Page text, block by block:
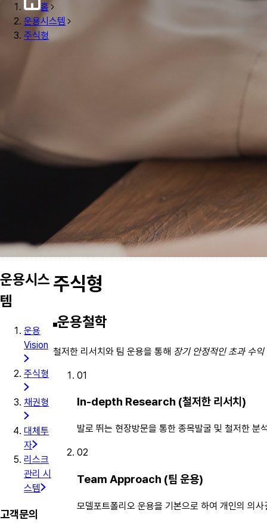
홈
운용시스템
주식형
운용시스
템
운용
Vision
주식형
채권형
대체투
자
리스크
관리 시
스템
고객문의
주식형
운용철학
철저한 리서치와 팀 운용을 통해 장기 안정적인 초과 수익
01
In-depth Research (철저한 리서치)
발로 뛰는 현장방문을 통한 종목발굴 및 철저한 분
02
Team Approach (팀 운용)
모델포트폴리오 운용을 기본으로 하여 개인의 의